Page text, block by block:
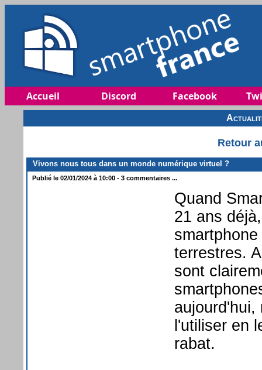
Accueil Discord Facebook
Retour
Vivons nous tous dans un monde numérique virtuel ?
Publié le 02/01/2024 à 10:00 - 3 commentaires ...
Quand
21 ans
terrestres.
sont
aujourd'hui,
l'utiliser en
rabat.